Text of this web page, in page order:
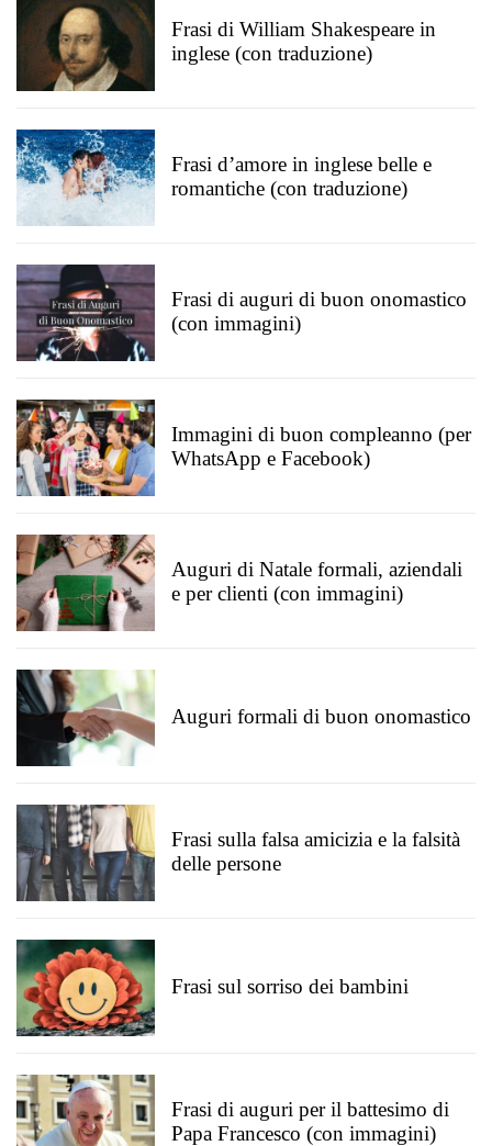
Frasi di William Shakespeare in
inglese (con traduzione)
Frasi d’amore in inglese belle e
romantiche (con traduzione)
Frasi di auguri di buon onomastico
(con immagini)
Immagini di buon compleanno (per
WhatsApp e Facebook)
Auguri di Natale formali, aziendali
e per clienti (con immagini)
Auguri formali di buon onomastico
Frasi sulla falsa amicizia e la falsità
delle persone
Frasi sul sorriso dei bambini
Frasi di auguri per il battesimo di
Papa Francesco (con immagini)